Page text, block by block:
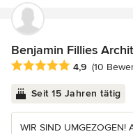
Benjamin Fillies
Durchschnittliche
4,9 (10
Seit 15 Jahren tätig
WIR SIND